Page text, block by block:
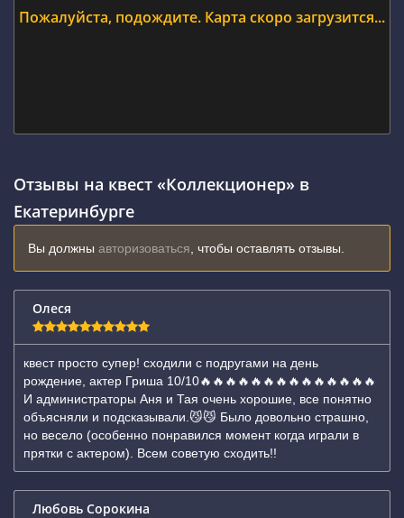
Пожалуйста, подождите. Карта скоро загрузится...
Отзывы на квест «Коллекционер» в
Екатеринбурге
Вы должны авторизоваться , чтобы оставлять отзывы.
Олеся
квест просто супер! сходили с подругами на день
рождение, актер Гриша 10/10🔥🔥🔥🔥🔥🔥🔥🔥🔥🔥🔥🔥🔥🔥
И администраторы Аня и Тая очень хорошие, все понятно
объясняли и подсказывали.😼😼 Было довольно страшно,
но весело (особенно понравился момент когда играли в
прятки с актером). Всем советую сходить!!
Любовь Сорокина